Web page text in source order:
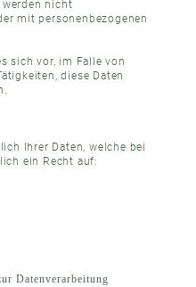
nicht
mit personenbezogenen
sich vor, im Falle von
diese Daten
Ihrer Daten, welche bei
ein Recht auf:
Datenverarbeitung